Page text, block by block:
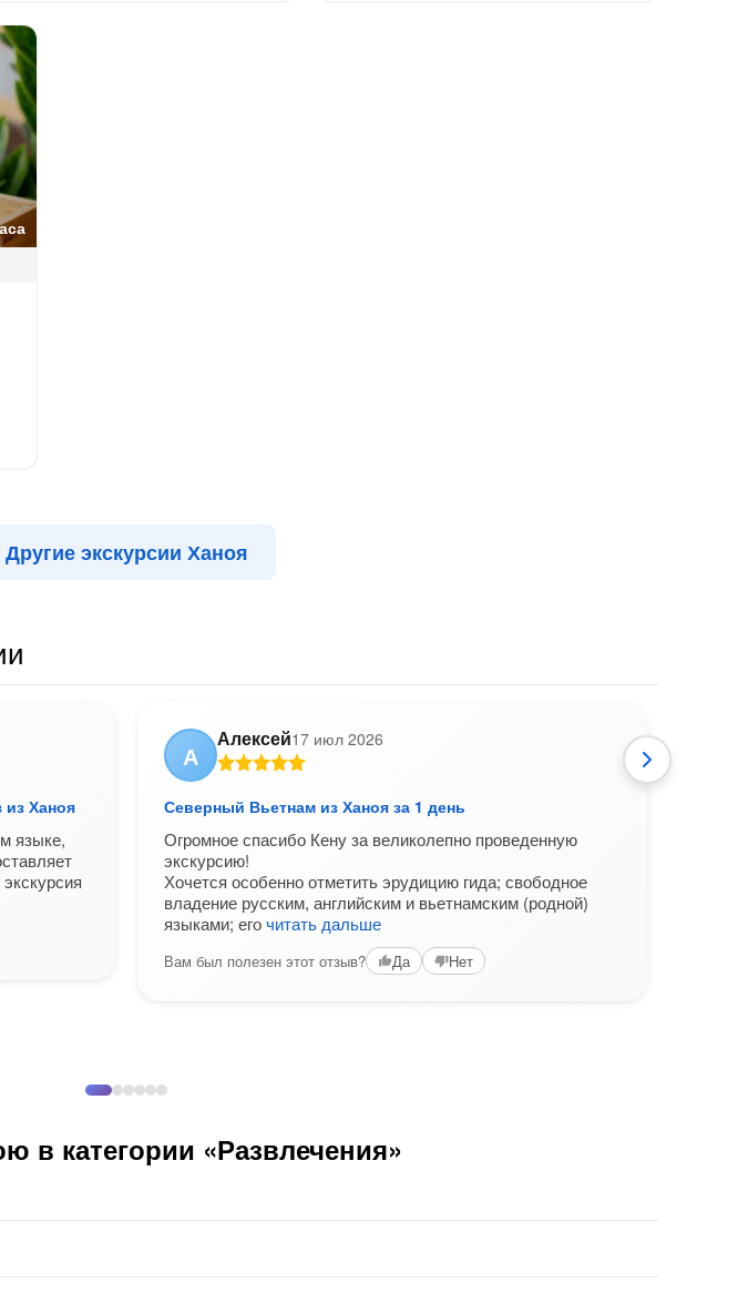
Другие экскурсии Ханоя
Ханоя
языке,
А
Алексей17 июл 2026
Северный Вьетнам из Ханоя за 1 день
Огромное спасибо Кену за великолепно проведенную
экскурсию!
Хочется особенно отметить эрудицию гида; свободное
владение русским, английским и вьетнамским (родной)
языками; егочитать дальше
Вам был полезен этот отзыв? Да Нет
в категории «Развлечения»